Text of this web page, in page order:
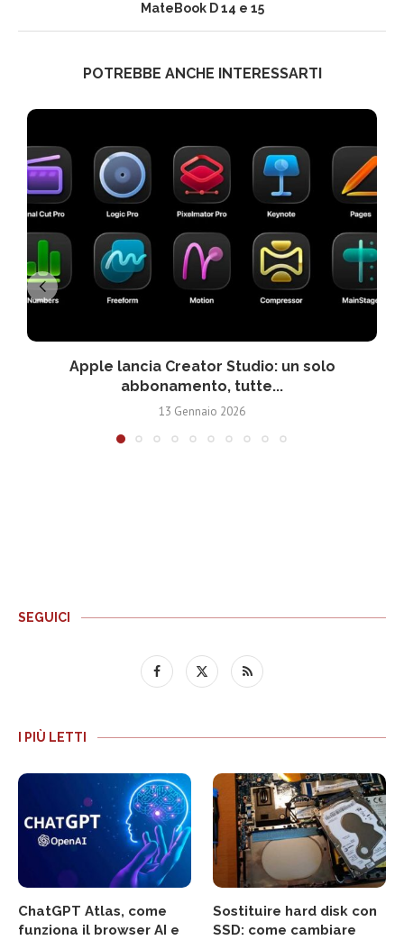
MateBook D 14 e 15
POTREBBE ANCHE INTERESSARTI
Apple lancia Creator Studio: un solo
abbonamento, tutte...
13 Gennaio 2026
SEGUICI
I PIÙ LETTI
ChatGPT Atlas, come
funziona il browser AI e
Sostituire hard disk con
SSD: come cambiare